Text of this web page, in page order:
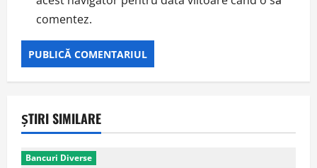
comentez.
ȘTIRI SIMILARE
Bancuri Diverse